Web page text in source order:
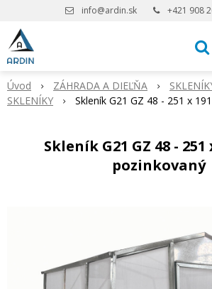
info@ardin.sk +421 908
Úvod ZÁHRADA A DIEĽŇA
SKLENÍKY
Skleník G21 GZ 48 - 251 x
Skleník G21 GZ 48 - 251
pozinkovaný